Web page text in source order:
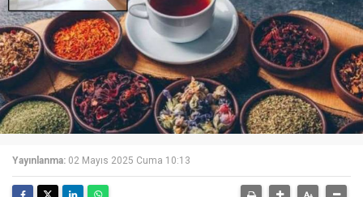
Yayınlanma: 02 Mayıs 2025 Cuma 10:13